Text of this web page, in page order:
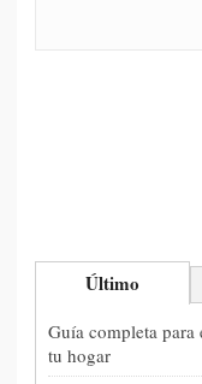
Último
Guía completa para
tu hogar